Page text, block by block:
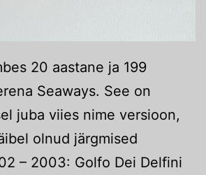
20 aastane ja 199
Seaways. See on
juba viies nime versioon,
olnud järgmised
– 2003: Golfo Dei Delfini